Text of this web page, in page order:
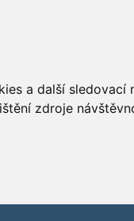
a další
zdroje